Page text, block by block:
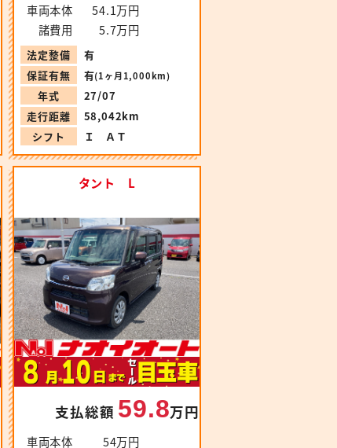
車両本体
54.1万円
諸費用
5.7万円
法定整備
有
保証有無
有(1ヶ月1,000km)
年式
27/07
走行距離
58,042km
シフト
Ｉ ＡＴ
タント L
支払総額 59.8万円
車両本体 54万円